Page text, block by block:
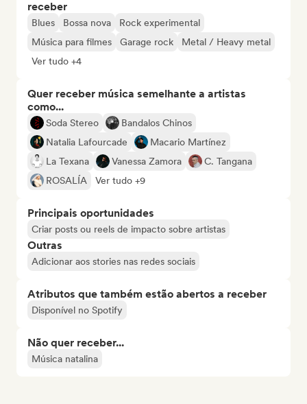
receber
Blues Bossa nova
Rock experimental
Música para filmes
Garage rock
Metal / Heavy metal
Ver tudo +4
Quer receber música semelhante a artistas
como...
Soda Stereo
Bandalos Chinos
Natalia Lafourcade
Macario Martínez
La Texana
Vanessa Zamora
C. Tangana
ROSALÍA
Ver tudo +9
Principais oportunidades
Criar posts ou reels de impacto sobre artistas
Outras
Adicionar aos stories nas redes sociais
Atributos que também estão abertos a receber
Disponível no Spotify
Não quer receber...
Música natalina